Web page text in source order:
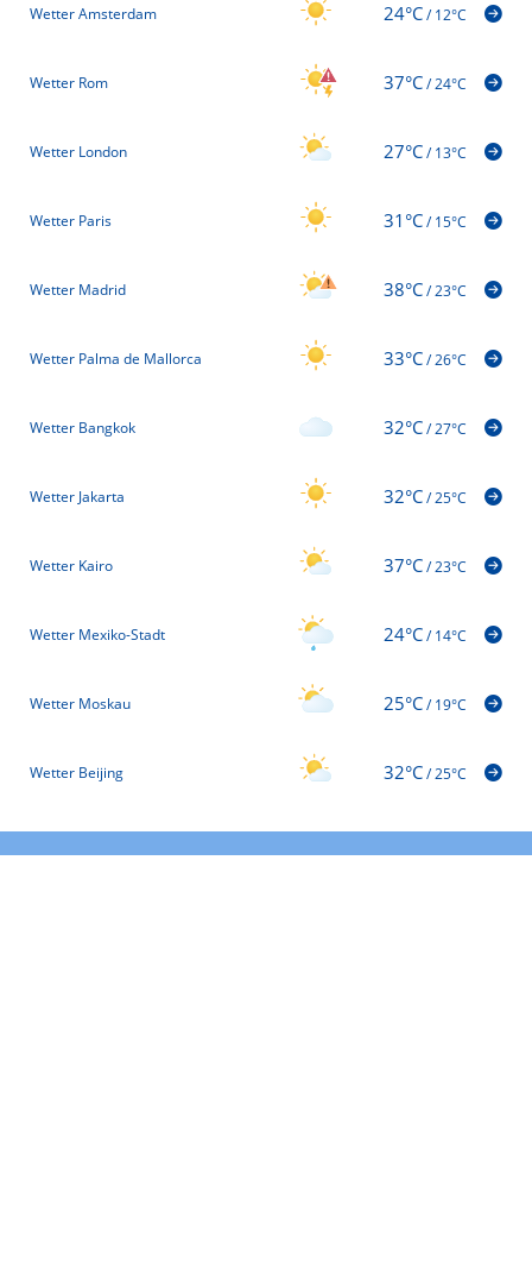
Wetter Amsterdam 24°C/12°C
Wetter Rom 37°C/24°C
Wetter London 27°C/13°C
Wetter Paris 31°C/15°C
Wetter Madrid 38°C/23°C
Wetter Palma de Mallorca 33°C/26°C
Wetter Bangkok 32°C/27°C
Wetter Jakarta 32°C/25°C
Wetter Kairo 37°C/23°C
Wetter Mexiko-Stadt 24°C/14°C
Wetter Moskau 25°C/19°C
Wetter Beijing 32°C/25°C